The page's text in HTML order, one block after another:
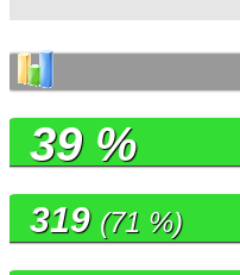
39 %
319 (71 %)